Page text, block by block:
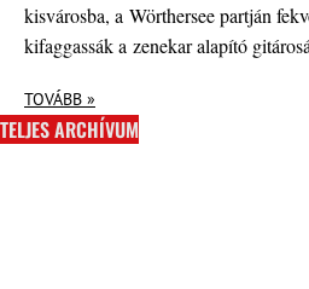
kisvárosba, a Wörthersee partján
kifaggassák a zenekar alapító
TOVÁBB »
TELJES ARCHÍVUM